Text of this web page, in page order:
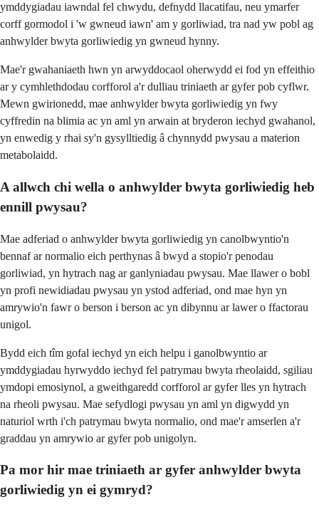
ymddygiadau iawndal fel chwydu, defnydd llacatifau, neu ymarfer
corff gormodol i 'w gwneud iawn' am y gorliwiad, tra nad yw pobl ag
anhwylder bwyta gorliwiedig yn gwneud hynny.
Mae'r gwahaniaeth hwn yn arwyddocaol oherwydd ei fod yn effeithio
ar y cymhlethdodau corfforol a'r dulliau triniaeth ar gyfer pob cyflwr.
Mewn gwirionedd, mae anhwylder bwyta gorliwiedig yn fwy
cyffredin na blimia ac yn aml yn arwain at bryderon iechyd gwahanol,
yn enwedig y rhai sy'n gysylltiedig â chynnydd pwysau a materion
metabolaidd.
A allwch chi wella o anhwylder bwyta gorliwiedig heb
ennill pwysau?
Mae adferiad o anhwylder bwyta gorliwiedig yn canolbwyntio'n
bennaf ar normalio eich perthynas â bwyd a stopio'r penodau
gorliwiad, yn hytrach nag ar ganlyniadau pwysau. Mae llawer o bobl
yn profi newidiadau pwysau yn ystod adferiad, ond mae hyn yn
amrywio'n fawr o berson i berson ac yn dibynnu ar lawer o ffactorau
unigol.
Bydd eich tîm gofal iechyd yn eich helpu i ganolbwyntio ar
ymddygiadau hyrwyddo iechyd fel patrymau bwyta rheolaidd, sgiliau
ymdopi emosiynol, a gweithgaredd corfforol ar gyfer lles yn hytrach
na rheoli pwysau. Mae sefydlogi pwysau yn aml yn digwydd yn
naturiol wrth i'ch patrymau bwyta normalio, ond mae'r amserlen a'r
graddau yn amrywio ar gyfer pob unigolyn.
Pa mor hir mae triniaeth ar gyfer anhwylder bwyta
gorliwiedig yn ei gymryd?